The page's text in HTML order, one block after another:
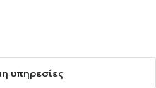
υπηρεσίες